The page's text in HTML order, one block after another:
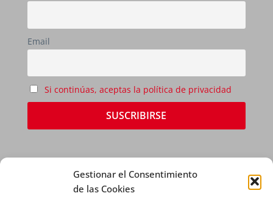
Gestionar el Consentimiento
de las Cookies
Email
Si continúas, aceptas la política de privacidad